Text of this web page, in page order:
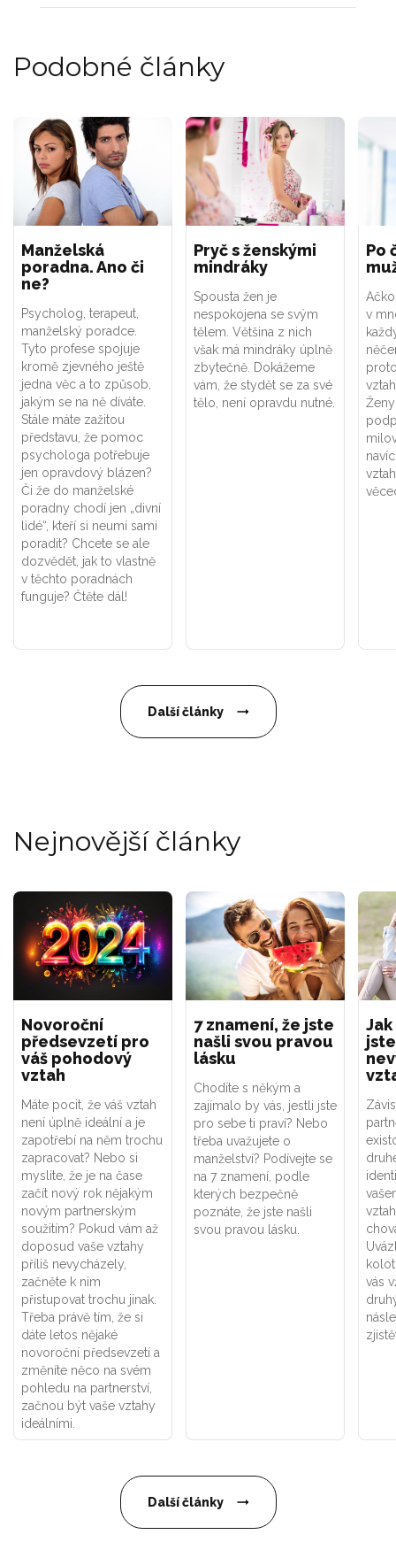
Podobné články
Manželská
poradna. Ano či
ne?
Psycholog, terapeut,
manželský poradce.
Tyto profese spojuje
kromě zjevného ještě
jedna věc a to způsob,
jakým se na ně díváte.
Stále máte zažitou
představu, že pomoc
psychologa potřebuje
jen opravdový blázen?
Či že do manželské
poradny chodí jen „divní
lidé“, kteří si neumí sami
poradit? Chcete se ale
dozvědět, jak to vlastně
v těchto poradnách
funguje? Čtěte dál!
Pryč s ženskými
mindráky
Spousta žen je
nespokojena se svým
tělem. Většina z nich
však má mindráky úplně
zbytečně. Dokážeme
vám, že stydět se za své
tělo, není opravdu nutné.
Po
v
Další články
Nejnovější články
Novoroční
předsevzetí pro
váš pohodový
vztah
Máte pocit, že váš vztah
není úplně ideální a je
zapotřebí na něm trochu
zapracovat? Nebo si
myslíte, že je na čase
začít nový rok nějakým
novým partnerským
soužitím? Pokud vám až
doposud vaše vztahy
příliš nevycházely,
začněte k nim
přistupovat trochu jinak.
Třeba právě tím, že si
dáte letos nějaké
novoroční předsevzetí a
změníte něco na svém
pohledu na partnerství,
začnou být vaše vztahy
ideálními.
7 znamení, že jste
našli svou pravou
lásku
Chodíte s někým a
zajímalo by vás, jestli jste
pro sebe ti praví? Nebo
třeba uvažujete o
manželství? Podívejte se
na 7 znamení, podle
kterých bezpečně
poznáte, že jste našli
svou pravou lásku.
vás
Další články